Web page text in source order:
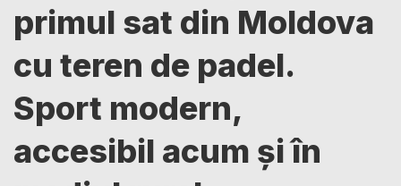
primul sat din Moldova
cu teren de padel.
Sport modern,
accesibil acum și în